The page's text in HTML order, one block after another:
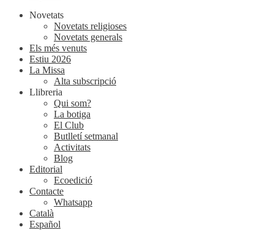
Novetats
Novetats religioses
Novetats generals
Els més venuts
Estiu 2026
La Missa
Alta subscripció
Llibreria
Qui som?
La botiga
El Club
Butlletí setmanal
Activitats
Blog
Editorial
Ecoedició
Contacte
Whatsapp
Català
Español